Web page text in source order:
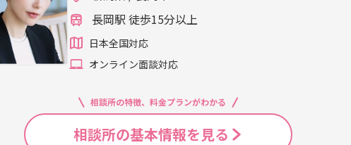
長岡駅 徒歩15分以上
日本全国対応
オンライン面談対応
相談所の特徴、料金プランがわかる
相談所の基本情報を見る